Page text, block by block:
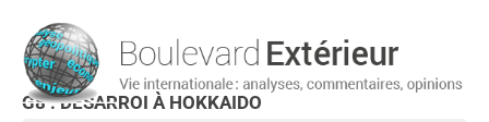
G8 : DÉSARROI À HOKKAIDO